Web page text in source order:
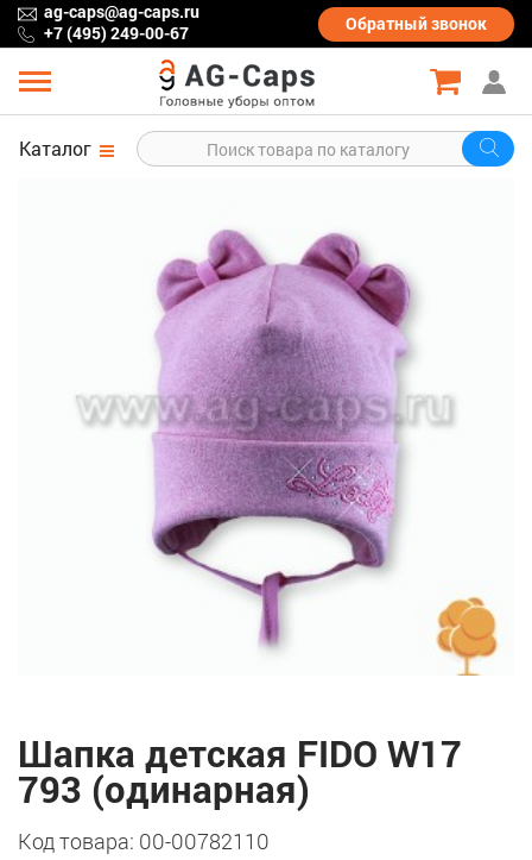
ag-caps@ag-caps.ru
+7 (495) 249-00-67
Обратныйзвонок
Каталог
Шапка детская FIDO W17
793 (одинарная)
Код товара: 00-00782110